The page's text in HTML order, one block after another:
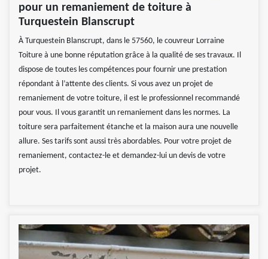
pour un remaniement de toiture à
Turquestein Blanscrupt
À Turquestein Blanscrupt, dans le 57560, le couvreur Lorraine
Toiture à une bonne réputation grâce à la qualité de ses travaux. Il
dispose de toutes les compétences pour fournir une prestation
répondant à l’attente des clients. Si vous avez un projet de
remaniement de votre toiture, il est le professionnel recommandé
pour vous. Il vous garantit un remaniement dans les normes. La
toiture sera parfaitement étanche et la maison aura une nouvelle
allure. Ses tarifs sont aussi très abordables. Pour votre projet de
remaniement, contactez-le et demandez-lui un devis de votre
projet.